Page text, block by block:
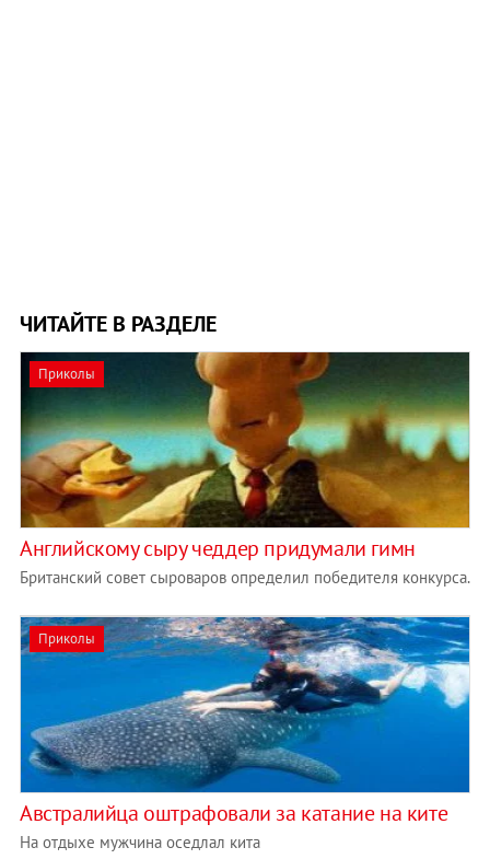
ЧИТАЙТЕ В РАЗДЕЛЕ
Приколы
Английскому сыру чеддер придумали гимн
Британский совет сыроваров определил победителя конкурса.
Приколы
Австралийца оштрафовали за катание на ките
На отдыхе мужчина оседлал кита